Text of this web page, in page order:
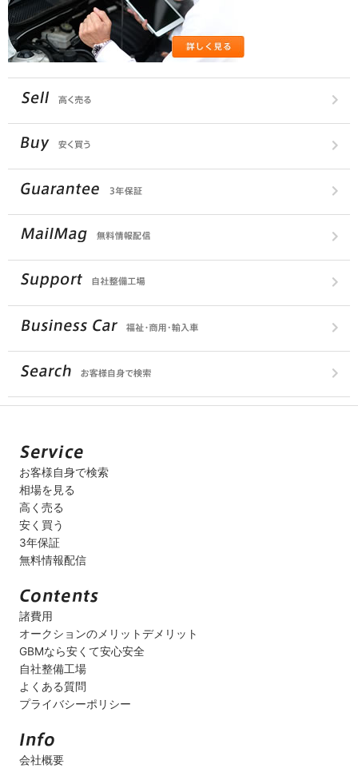
お客様自身で検索
相場を見る
高く売る
安く買う
3年保証
無料情報配信
諸費用
オークションのメリットデメリット
GBMなら安くて安心安全
自社整備工場
よくある質問
プライバシーポリシー
会社概要